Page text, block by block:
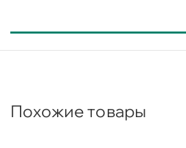
Похожие товары